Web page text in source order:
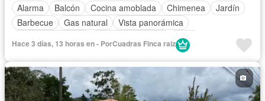
Alarma
Balcón Cocina amoblada Chimenea
Jardín
Barbecue
Gas natural
Vista panorámica
Patio
Hace 3 días, 13 horas en - PorCuadras Finca raiz